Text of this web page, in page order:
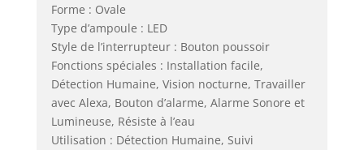
Forme : Ovale
Type d’ampoule : LED
Style de l’interrupteur : Bouton poussoir
Fonctions spéciales : Installation facile,
Détection Humaine, Vision nocturne, Travailler
avec Alexa, Bouton d’alarme, Alarme Sonore et
Lumineuse, Résiste à l’eau
Utilisation : Détection Humaine, Suivi